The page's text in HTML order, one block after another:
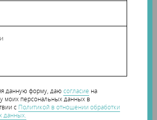
данную форму, даюсогласие на
моих персональных данных в
с Политикой в отношении обработки
данных.
российская компанияFilamentarno!
и подготовки детали был снят на видео.